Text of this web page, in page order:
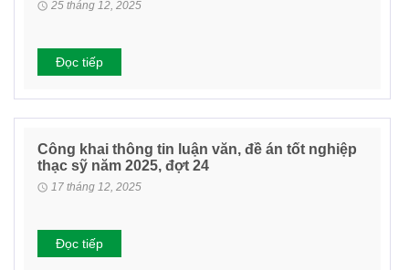
25 tháng 12, 2025
Đọc tiếp
Công khai thông tin luận văn, đề án tốt nghiệp
thạc sỹ năm 2025, đợt 24
17 tháng 12, 2025
Đọc tiếp